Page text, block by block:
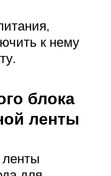
к нему
блока
ленты